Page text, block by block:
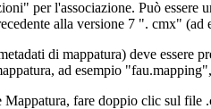
per l'associazione. Può
alla versione 7 ". cmx"
di mappatura) deve
ad esempio
fare doppio clic sul file